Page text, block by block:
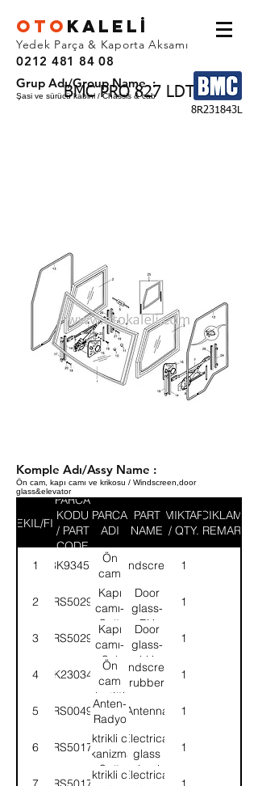
OTO KALEL İ
Yedek Parça & Kaporta Aksamı
0212 481 84 08
BMC PRO 827 LDT
Grup Adı/Group Name :
Şasi ve sürücü kabini / Chassis & cab
8R231843L
Komple Adı/Assy Name :
Ön cam, kapı camı ve krikosu / Windscreen,door
glass&elevator
SEKIL/FIG
PARCA
KODU
/ PART
CODE
PARCA
ADI
PART
NAME
MIKTAR
/ QTY.
ACIKLAMA
/ REMARK
1 8K93457
Ön
cam
Windscreen 1
2 58RS502928
Kapı
camı-
Sağ
Door
glass-
RH
1
3 58RS502929
Kapı
camı-
Sol
Door
glass-
LH
1
4 8K230340
Ön
cam
lastiği
Windscreen
rubber
1
5 52RS004990
Anten-
Radyo
Antenna 1
6 58RS501705
Elektrikli cam
mekanizması-
Sağ
Electrical
glass
mechanism-
1
Elektrikli camElectrical